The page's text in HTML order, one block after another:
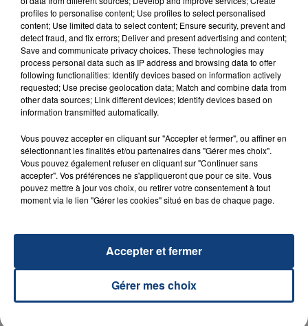
INCENDIE MORTEL À LENS : UNE FEMME ET
SON BÉBÉ ENTRE LA VIE ET LA...
Un homme s'est immolé par le feu après avoir
aspergé sa compagne et leur bébé de trois mois
20 juillet 2026
profiles to personalise content; Use profiles to select personalised
content; Use limited data to select content; Ensure security, prevent and
detect fraud, and fix errors; Deliver and present advertising and content;
Save and communicate privacy choices. These technologies may
process personal data such as IP address and browsing data to offer
following functionalities: Identify devices based on information actively
requested; Use precise geolocation data; Match and combine data from
other data sources; Link different devices; Identify devices based on
information transmitted automatically.
Vous pouvez accepter en cliquant sur "Accepter et fermer", ou affiner en
sélectionnant les finalités et/ou partenaires dans "Gérer mes choix".
Vous pouvez également refuser en cliquant sur "Continuer sans
accepter". Vos préférences ne s'appliqueront que pour ce site. Vous
pouvez mettre à jour vos choix, ou retirer votre consentement à tout
moment via le lien "Gérer les cookies" situé en bas de chaque page.
Gérer mes choix
Accepter et fermer